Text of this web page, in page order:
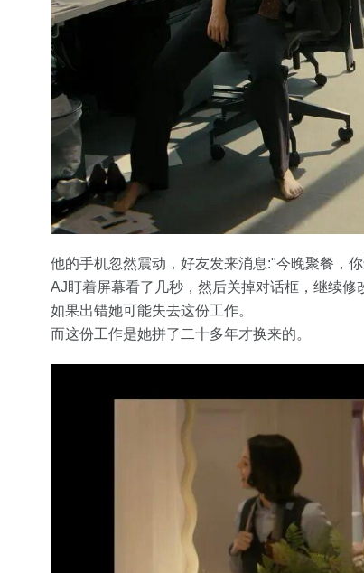
他的手机忽然震动，好友发来消息:"今晚聚餐，
AJ盯着屏幕看了几秒，然后关掉对话框，继续修
如果出错她可能失去这份工作。
而这份工作是她拼了二十多年才换来的。